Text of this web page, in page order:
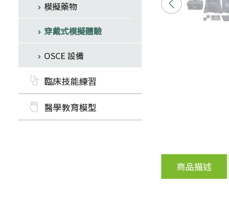
模擬藥物
穿戴式模擬體驗
OSCE 設備
臨床技能練習
醫學教育模型
商品描述